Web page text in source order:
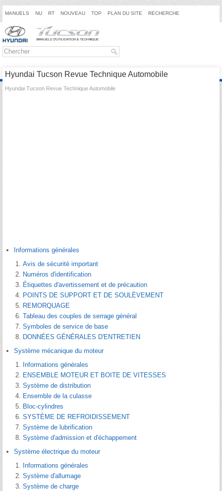
MANUELS NU RT NOUVEAU TOP PLAN DU SITE RECHERCHE
Hyundai Tucson Revue Technique Automobile
Hyundai Tucson Revue Technique Automobile
Informations générales
Avis de sécurité important
Numéros d'identification
Étiquettes d'avertissement et de précaution
POINTS DE SUPPORT ET DE SOULÈVEMENT
REMORQUAGE
Tableau des couples de serrage général
Symboles de service de base
DONNÉES GÉNÉRALES D′ENTRETIEN
Système mécanique du moteur
Informations générales
ENSEMBLE MOTEUR ET BOITE DE VITESSES
Système de distribution
Ensemble de la culasse
Bloc-cylindres
SYSTÈME DE REFROIDISSEMENT
Système de lubrification
Système d′admission et d′échappement
Système électrique du moteur
Informations générales
Système d′allumage
Système de charge